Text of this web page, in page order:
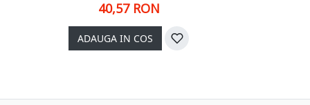
40,57 RON
ADAUGA IN COS